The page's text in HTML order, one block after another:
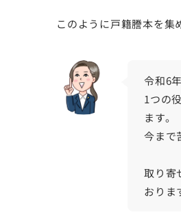
このように戸籍謄本を集
令和6
1つの
ます。
今まで
取り寄
おりま